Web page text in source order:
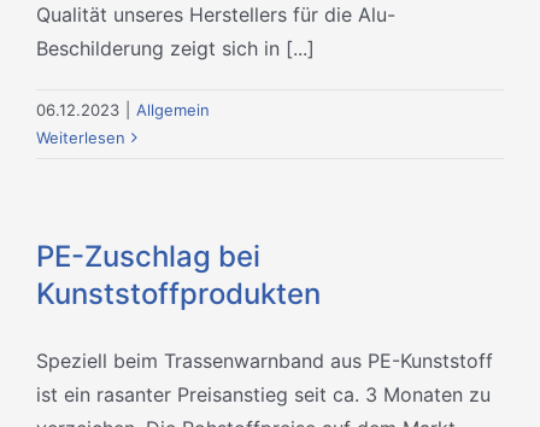
Qualität unseres Herstellers für die Alu-
Beschilderung zeigt sich in [...]
06.12.2023
Allgemein
Weiterlesen
PE-Zuschlag bei
Kunststoffprodukten
Speziell beim Trassenwarnband aus PE-Kunststoff
ist ein rasanter Preisanstieg seit ca. 3 Monaten zu